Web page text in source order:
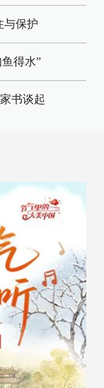
与保护
得水”
书谈起